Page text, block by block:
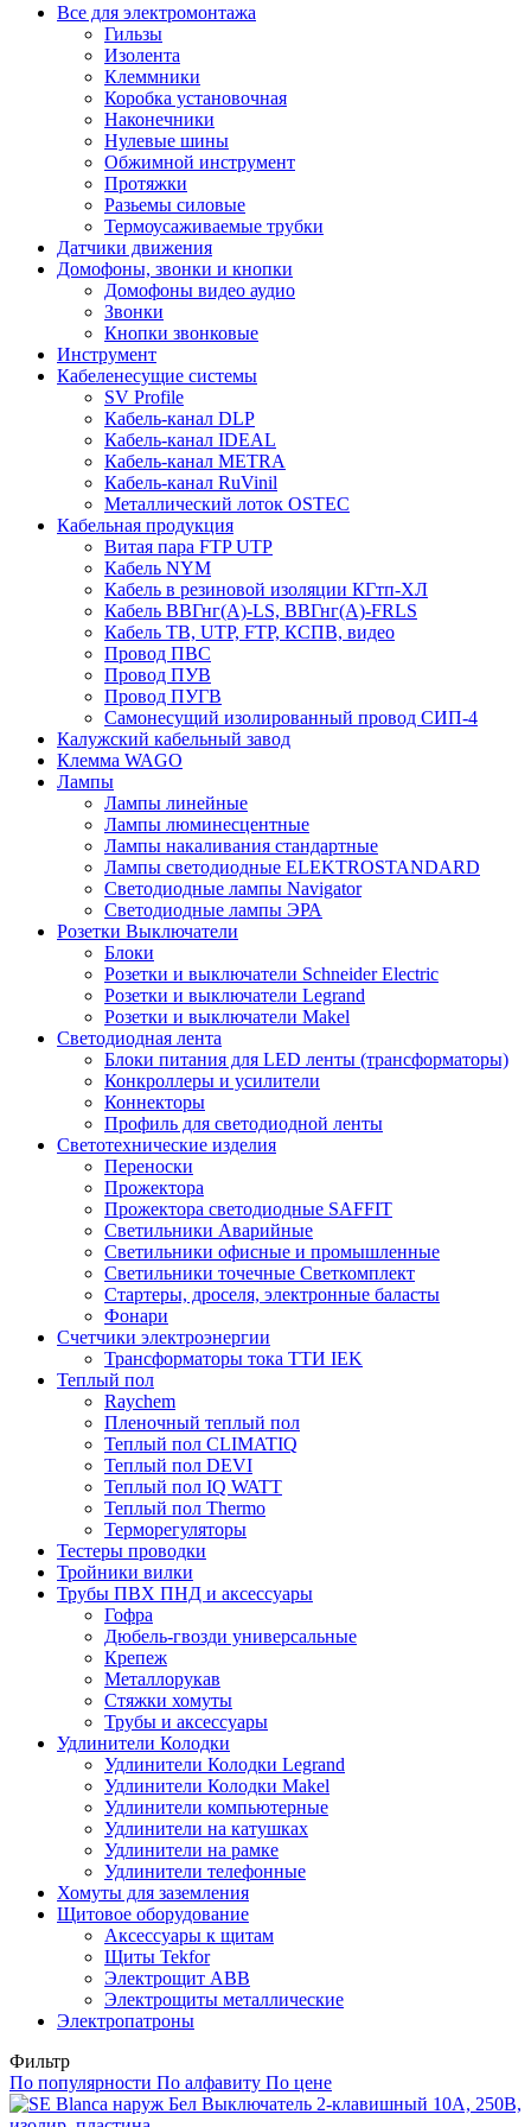
Все для электромонтажа
Гильзы
Изолента
Клеммники
Коробка установочная
Наконечники
Нулевые шины
Обжимной инструмент
Протяжки
Разьемы силовые
Термоусаживаемые трубки
Датчики движения
Домофоны, звонки и кнопки
Домофоны видео аудио
Звонки
Кнопки звонковые
Инструмент
Кабеленесущие системы
SV Profile
Кабель-канал DLP
Кабель-канал IDEAL
Кабель-канал METRA
Кабель-канал RuVinil
Металлический лоток OSTEC
Кабельная продукция
Витая пара FTP UTP
Кабель NYM
Кабель в резиновой изоляции КГтп-ХЛ
Кабель ВВГнг(А)-LS, ВВГнг(А)-FRLS
Кабель ТВ, UTP, FTP, КСПВ, видео
Провод ПВС
Провод ПУВ
Провод ПУГВ
Самонесущий изолированный провод СИП-4
Калужский кабельный завод
Клемма WAGO
Лампы
Лампы линейные
Лампы люминесцентные
Лампы накаливания стандартные
Лампы светодиодные ELEKTROSTANDARD
Светодиодные лампы Navigator
Светодиодные лампы ЭРА
Розетки Выключатели
Блоки
Розетки и выключатели Schneider Electric
Розетки и выключатели Legrand
Розетки и выключатели Makel
Светодиодная лента
Блоки питания для LED ленты (трансформаторы)
Конкроллеры и усилители
Коннекторы
Профиль для светодиодной ленты
Светотехнические изделия
Переноски
Прожектора
Прожектора светодиодные SAFFIT
Светильники Аварийные
Светильники офисные и промышленные
Светильники точечные Светкомплект
Стартеры, дроселя, электронные баласты
Фонари
Счетчики электроэнергии
Трансформаторы тока ТТИ IEK
Теплый пол
Raychem
Пленочный теплый пол
Теплый пол CLIMATIQ
Теплый пол DEVI
Теплый пол IQ WATT
Теплый пол Thermo
Терморегуляторы
Тестеры проводки
Тройники вилки
Трубы ПВХ ПНД и аксессуары
Гофра
Дюбель-гвозди универсальные
Крепеж
Металлорукав
Стяжки хомуты
Трубы и аксессуары
Удлинители Колодки
Удлинители Колодки Legrand
Удлинители Колодки Makel
Удлинители компьютерные
Удлинители на катушках
Удлинители на рамке
Удлинители телефонные
Хомуты для заземления
Щитовое оборудование
Аксессуары к щитам
Щиты Tekfor
Электрощит АВВ
Электрощиты металлические
Электропатроны
Фильтр
По популярности По алфавиту По цене